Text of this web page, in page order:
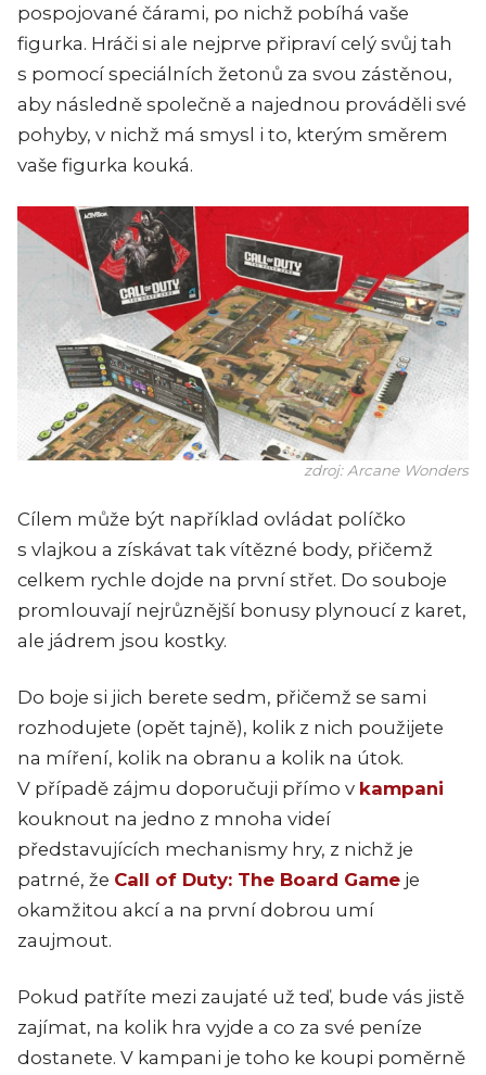
pospojované čárami, po nichž pobíhá vaše
figurka. Hráči si ale nejprve připraví celý svůj tah
s pomocí speciálních žetonů za svou zástěnou,
aby následně společně a najednou prováděli své
pohyby, v nichž má smysl i to, kterým směrem
vaše figurka kouká.
zdroj: Arcane Wonders
Cílem může být například ovládat políčko
s vlajkou a získávat tak vítězné body, přičemž
celkem rychle dojde na první střet. Do souboje
promlouvají nejrůznější bonusy plynoucí z karet,
ale jádrem jsou kostky.
Do boje si jich berete sedm, přičemž se sami
rozhodujete (opět tajně), kolik z nich použijete
na míření, kolik na obranu a kolik na útok.
V případě zájmu doporučuji přímo v kampani
kouknout na jedno z mnoha videí
představujících mechanismy hry, z nichž je
patrné, že Call of Duty: The Board Game je
okamžitou akcí a na první dobrou umí
zaujmout.
Pokud patříte mezi zaujaté už teď, bude vás jistě
zajímat, na kolik hra vyjde a co za své peníze
dostanete. V kampani je toho ke koupi poměrně